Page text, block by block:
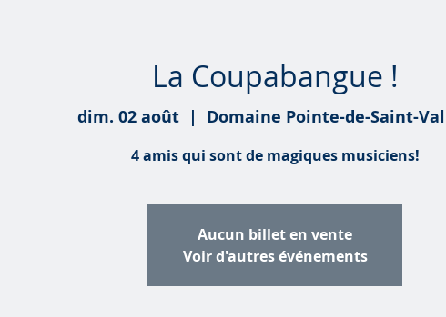
La Coupabangue !
dim. 02 août
  |
Domaine Pointe-de-Saint-
4 amis qui sont de magiques musiciens!
Aucun billet en vente
Voir d'autres événements